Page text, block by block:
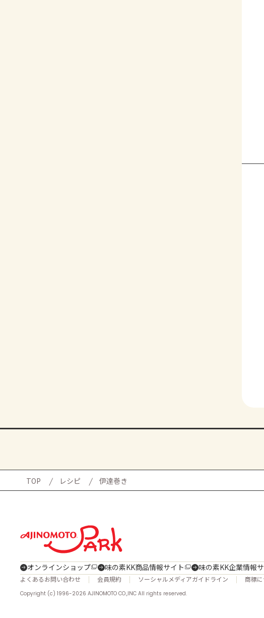
TOP レシピ 伊達巻き
オンラインショップ 味の素KK商品情報サイト 味の素KK企業情報
よくあるお問い合わせ 会員規約 ソーシャルメディアガイドライン 商標
Copyright (c) 1996-2026 AJINOMOTO CO.,INC All rights reserved.